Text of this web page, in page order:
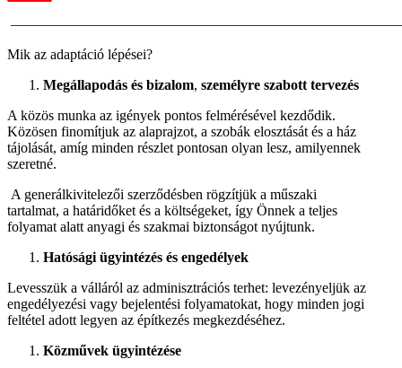
Mik az adaptáció lépései?
Megállapodás és bizalom, személyre szabott tervezés
A közös munka az igények pontos felmérésével kezdődik.
Közösen finomítjuk az alaprajzot, a szobák elosztását és a ház
tájolását, amíg minden részlet pontosan olyan lesz, amilyennek
szeretné.
A generálkivitelezői szerződésben rögzítjük a műszaki
tartalmat, a határidőket és a költségeket, így Önnek a teljes
folyamat alatt anyagi és szakmai biztonságot nyújtunk.
Hatósági ügyintézés és engedélyek
Levesszük a válláról az adminisztrációs terhet: levezényeljük az
engedélyezési vagy bejelentési folyamatokat, hogy minden jogi
feltétel adott legyen az építkezés megkezdéséhez.
Közművek ügyintézése